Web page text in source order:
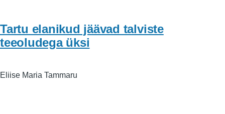
Tartu elanikud jäävad talviste
teeoludega üksi
Eliise Maria Tammaru